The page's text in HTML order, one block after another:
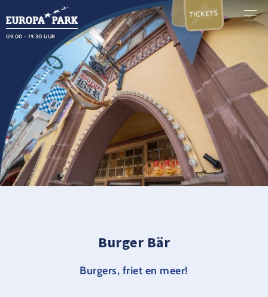
09.00 - 19.30 UUR
TICKETS
Burger Bär
Burgers, friet en meer!